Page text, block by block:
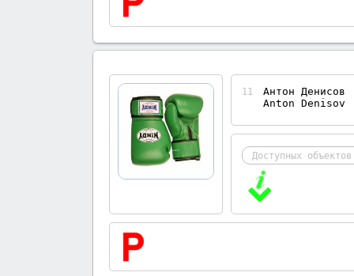
11
Антон Денисов
Anton Denisov
Доступных объектов